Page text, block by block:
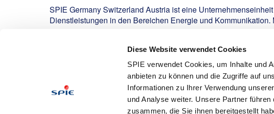
Diese Website verwendet Cookies
SPIE verwendet Cookies, um Inhalte und
anbieten zu können und die Zugriffe auf
Informationen zu Ihrer Verwendung
und Analyse weiter. Unsere Partner
zusammen, die Sie ihnen bereitgestellt
SPIE Germany Switzerland Austria ist eine
Dienstleistungen in den Bereichen Energie und Kommunikation.
Bewerben